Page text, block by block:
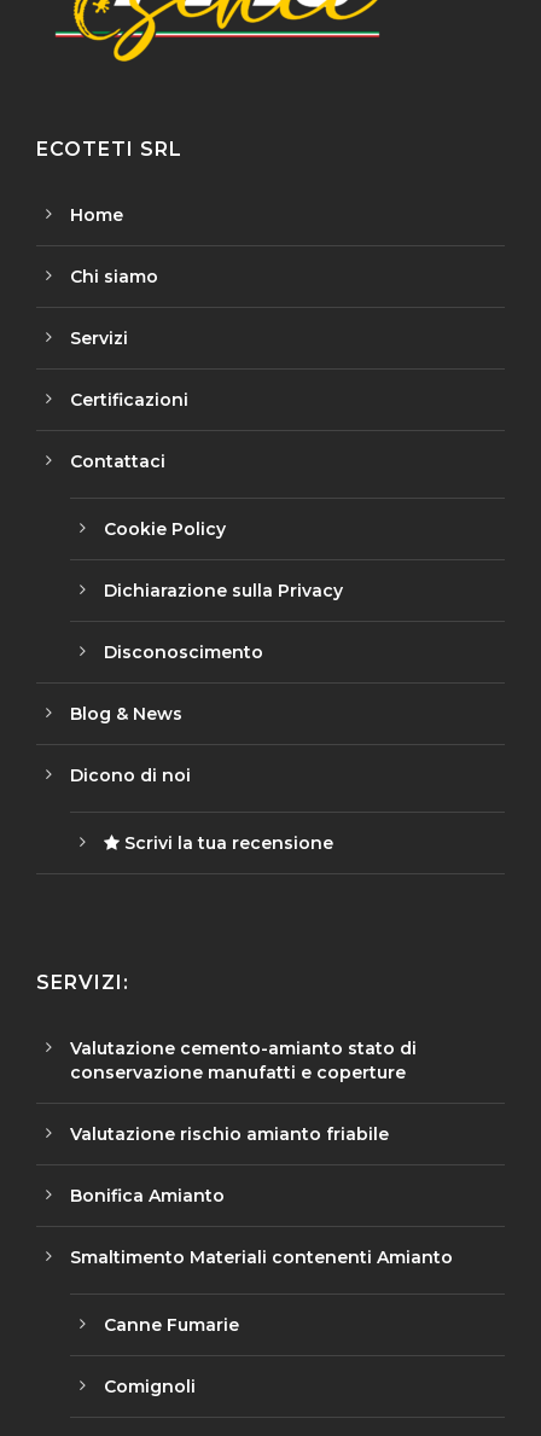
ECOTETI SRL
Home
Chi siamo
Servizi
Certificazioni
Contattaci
Cookie Policy
Dichiarazione sulla Privacy
Disconoscimento
Blog & News
Dicono di noi
Scrivi la tua recensione
SERVIZI:
Valutazione cemento-amianto stato di
conservazione manufatti e coperture
Valutazione rischio amianto friabile
Bonifica Amianto
Smaltimento Materiali contenenti Amianto
Canne Fumarie
Comignoli